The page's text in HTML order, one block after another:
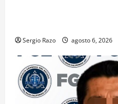
Sergio Razo agosto 6, 2026